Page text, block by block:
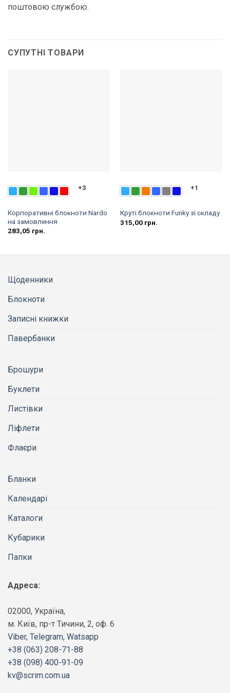
поштовою службою.
СУПУТНІ ТОВАРИ
+3
Корпоративні блокноти Nardo
на замовлення
283,05 грн.
+1
Круті блокноти Funky зі складу
315,00 грн.
Щоденники
Блокноти
Записні книжки
Павербанки
Брошури
Буклети
Листівки
Ліфлети
Флаєри
Бланки
Календарі
Каталоги
Кубарики
Папки
Адреса:
02000, Україна,
м. Київ, пр-т Тичини, 2, оф. 6
Viber, Telegram, Watsapp
+38 (063) 208-71-88
+38 (098) 400-91-09
kv@scrim.com.ua